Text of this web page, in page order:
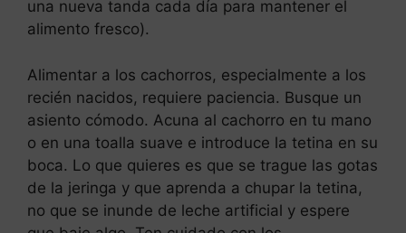
una nueva tanda cada día para mantener el
alimento fresco).
Alimentar a los cachorros, especialmente a los
recién nacidos, requiere paciencia. Busque un
asiento cómodo. Acuna al cachorro en tu mano
o en una toalla suave e introduce la tetina en su
boca. Lo que quieres es que se trague las gotas
de la jeringa y que aprenda a chupar la tetina,
no que se inunde de leche artificial y espere